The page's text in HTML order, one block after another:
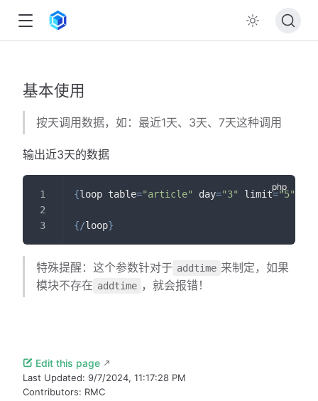
基本使用
按天调用数据，如：最近1天、3天、7天这种调用
输出近3天的数据
{loop table="article" day="3" limit="5"
{/loop}
特殊提醒：这个参数针对于 addtime 来制定，如果
模块不存在 addtime ，就会报错！
Edit this page
Last Updated: 9/7/2024, 11:17:28 PM
Contributors: RMC